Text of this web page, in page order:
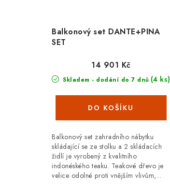
Balkonový set DANTE+PINA
SET
Skladem - dodání do 7 dnů (4 ks)
14 901 Kč
Balkonový set zahradního nábytku
skládající se ze stolku a 2 skládacích
židlí je vyrobený z kvalitního
indonéského teaku. Teakové dřevo je
velice odolné proti vnějším vlivům,...